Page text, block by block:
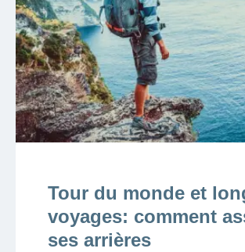
Tour du monde et
voyages: comment
ses arrières